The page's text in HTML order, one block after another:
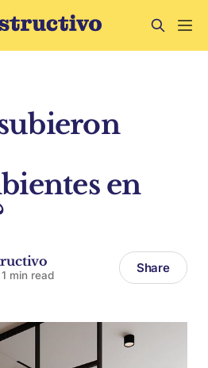
en
min read Share